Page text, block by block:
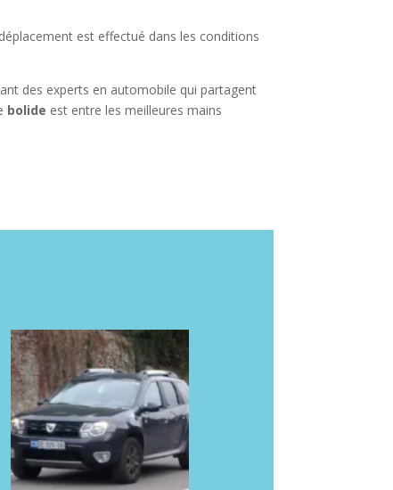
est effectué dans les conditions
des experts en automobile qui partagent
bolide est entre les meilleures mains